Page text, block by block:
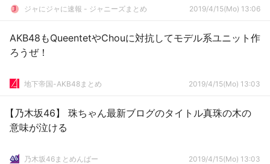
ジャにジャに速報 - ジャニーズまとめ 2019/4/15(Mo) 13:06
AKB48もQueentetやChouに対抗してモデル系ユニット作
ろうぜ！
地下帝国-AKB48まとめ 2019/4/15(Mo) 13:03
【乃木坂46】 珠ちゃん最新ブログのタイトル真珠の木の
意味が泣ける
乃木坂46まとめんばー 2019/4/15(Mo) 13:03